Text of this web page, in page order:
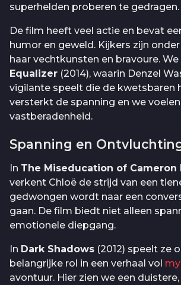
superhelden proberen te gedragen.
De film heeft veel actie en bevat
humor en geweld. Kijkers zijn
haar vechtkunsten en bravoure.
Equalizer (2014), waarin Denzel
vigilante speelt die de kwetsbaren
versterkt de spanning en we
vastberadenheid.
Spanning en
In The Miseducation of Cameron
verkent Chloë de strijd van een
gedwongen wordt naar een
gaan. De film biedt niet alleen
emotionele diepgang.
In Dark Shadows (2012) speelt ze
belangrijke rol in een verhaal vol
avontuur. Hier zien we een